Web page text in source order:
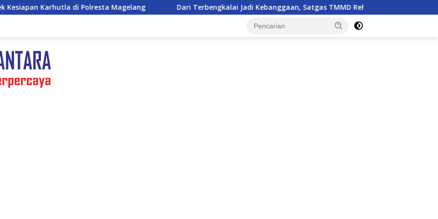
Magelang Dari Terbengkalai Jadi Kebanggaan, Satgas TMMD Rehab Lapangan Bola Voli